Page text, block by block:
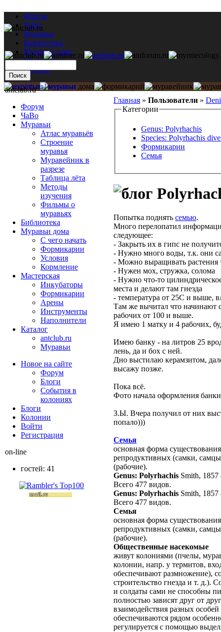
Форум
ЧаВо
Муравьи
Библиотека
Муравьи дома
Мастерская
Каталог
Главная » Пользователи »
Категории
Genus: Polyrhachis
Species: Polyrhachis
Формикарии
Семья
Попытка поднять семью.
Много перелопатил
следующее:
- Закрыть их в гипс не
- Нужно много воды, т.к. они
- Можно выращивать растения
- Нужен мох, стружка, солома
- Нужно что-то
места и делают там гнезда
- температура от 25С и выше,
Там же вычитал что начинают
рабочих от 100 и выше.
Я имею 1 матку и 4 рабочих,
Имею банку - на литров 25
лень, да и бох с ней.
Дно выстилаю керамзитом,
высажу позже.
Пока всё.
Фото начала оформления
З.Ы. Вчера получил от них
попало)))
Семья
основная форма
репродуктивных (самки,
(рабочие).
Genus: Polyrhachis Smith, 1857
Всего 477 видов.
Genus: Polyrhachis Smith, 1857
Всего 477 видов.
Семья
основная форма
репродуктивных (самки,
(рабочие).
Общественные насекомые
живут колониями (пчелы,
колонии, напр. у термитов,
обеспечивают размножение),
строительство гнезда и т. д.).
и солдаты сами не способны
полностью зависят друг от
взаимодействия разных
обеспечиваются рядом
регулируется с помощью
antclub.ru
Форум
ЧаВо
Муравьи
Атлас муравьёв
Строение
муравья
Муравейник в
разрезе
Таблица лёта
Методы
изучения
Фильмы о
муравьях
Библиотека
Муравьи дома
С чего начать
Формикарии
Условия
Кормление
Мастерская
Инкубаторы
Формикарии
Арены
Инструменты
Наполнители
Каталог
antclub.ru
Муравьи
Новое на сайте
Форум
Блоги
События в
колониях
Блоги
Колонии
Войти
Peгиcтpaция
on-line
гостей: 41